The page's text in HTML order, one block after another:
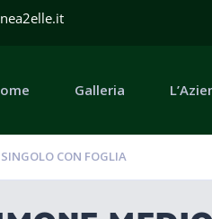
Galleria
CON FOGLIA